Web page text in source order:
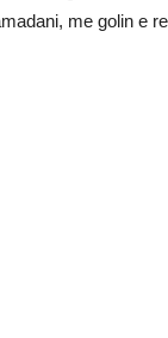
me golin e